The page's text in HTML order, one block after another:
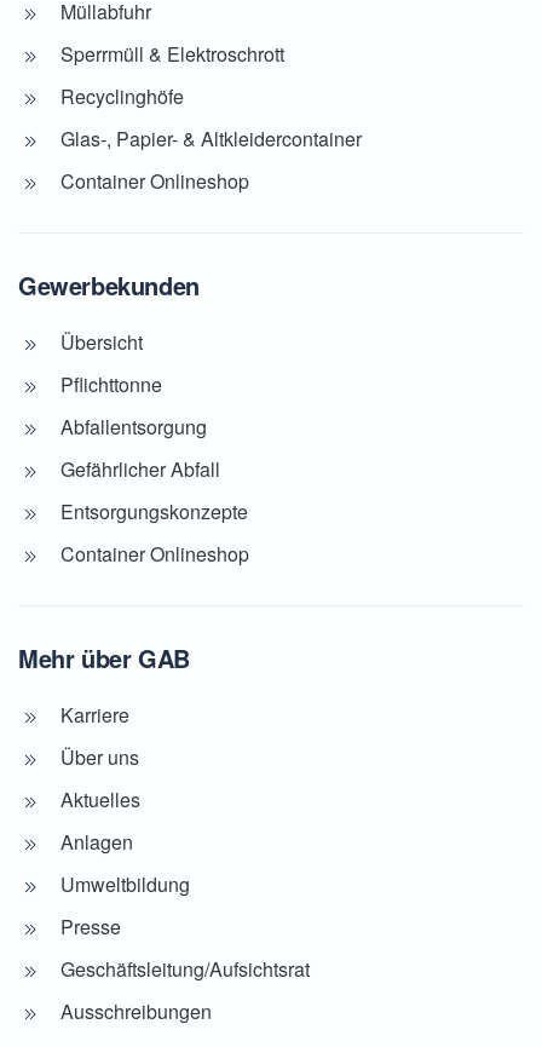
Müllabfuhr
Sperrmüll & Elektroschrott
Recyclinghöfe
Glas-, Papier- & Altkleidercontainer
Container Onlineshop
Gewerbekunden
Übersicht
Pflichttonne
Abfallentsorgung
Gefährlicher Abfall
Entsorgungskonzepte
Container Onlineshop
Mehr über GAB
Karriere
Über uns
Aktuelles
Anlagen
Umweltbildung
Presse
Geschäftsleitung/Aufsichtsrat
Ausschreibungen